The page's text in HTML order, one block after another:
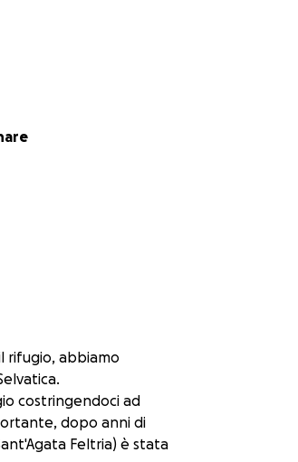
rifugio, abbiamo
costringendoci ad
dopo anni di
Feltria) è stata